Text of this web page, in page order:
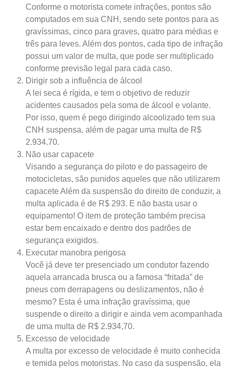
Conforme o motorista comete infrações, pontos são
computados em sua CNH, sendo sete pontos para as
gravíssimas, cinco para graves, quatro para médias e
três para leves. Além dos pontos, cada tipo de infração
possui um valor de multa, que pode ser multiplicado
conforme previsão legal para cada caso.
Dirigir sob a influência de álcool
A lei seca é rígida, e tem o objetivo de reduzir
acidentes causados pela soma de álcool e volante.
Por isso, quem é pego dirigindo alcoolizado tem sua
CNH suspensa, além de pagar uma multa de R$
2.934.70.
Não usar capacete
Visando a segurança do piloto e do passageiro de
motocicletas, são punidos aqueles que não utilizarem
capacete Além da suspensão do direito de conduzir, a
multa aplicada é de R$ 293. E não basta usar o
equipamento! O item de proteção também precisa
estar bem encaixado e dentro dos padrões de
segurança exigidos.
Executar manobra perigosa
Você já deve ter presenciado um condutor fazendo
aquela arrancada brusca ou a famosa “fritada” de
pneus com derrapagens ou deslizamentos, não é
mesmo? Esta é uma infração gravíssima, que
suspende o direito a dirigir e ainda vem acompanhada
de uma multa de R$ 2.934,70.
Excesso de velocidade
A multa por excesso de velocidade é muito conhecida
e temida pelos motoristas. No caso da suspensão, ela